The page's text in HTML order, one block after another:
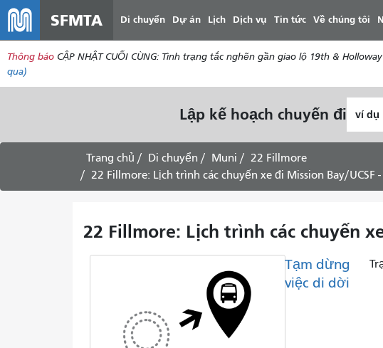
SFMTA Di chuyển Dự án Lịch Dịch vụ Tin tức Về chúng tôi
Thông báo CẬP NHẬT CUỐI CÙNG: Tình trạng tắc nghẽn gần giao lộ 19th &
qua)
Lập kế hoạch chuyến đi
bắt
Trang chủ Di chuyển Muni
22 Fillmore
22 Fillmore: Lịch trình các chuyến xe đi Mission Bay/UCSF -
22 Fillmore: Lịch trình các chuyến
Tạm dừng
việc di dời